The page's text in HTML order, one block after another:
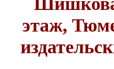
этаж,